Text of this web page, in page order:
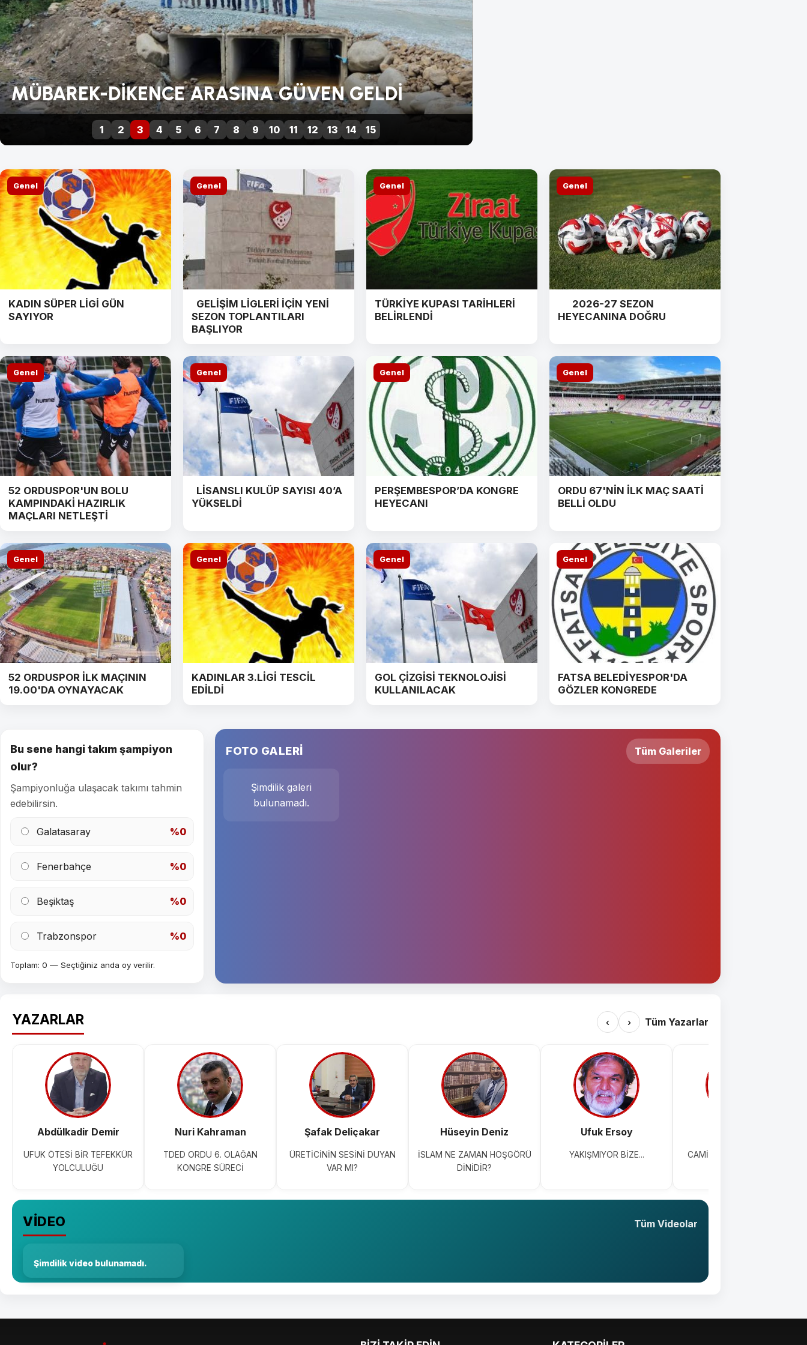
MÜBAREK-DİKENCE ARASINA GÜVEN GELDİ
1 2 3 4 5 6 7 8 9 10 11 12 13 14 15
Genel
KADIN SÜPER LİGİ GÜN
SAYIYOR
Genel
GELİŞİM LİGLERİ İÇİN YENİ
SEZON TOPLANTILARI
BAŞLIYOR
Genel
TÜRKİYE KUPASI TARİHLERİ
BELİRLENDİ
Genel
2026-27 SEZON
HEYECANINA DOĞRU
Genel
52 ORDUSPOR'UN BOLU
KAMPINDAKİ HAZIRLIK
MAÇLARI NETLEŞTİ
Genel
LİSANSLI KULÜP SAYISI 40’A
YÜKSELDİ
Genel
PERŞEMBESPOR’DA KONGRE
HEYECANI
Genel
ORDU 67'NİN İLK MAÇ SAATİ
BELLİ OLDU
Genel
52 ORDUSPOR İLK MAÇININ
19.00'DA OYNAYACAK
Genel
KADINLAR 3.LİGİ TESCİL
EDİLDİ
Genel
GOL ÇİZGİSİ TEKNOLOJİSİ
KULLANILACAK
Genel
FATSA BELEDİYESPOR'DA
GÖZLER KONGREDE
Bu sene hangi takım şampiyon
olur?
Şampiyonluğa ulaşacak takımı tahmin
edebilirsin.
Galatasaray %0
Fenerbahçe %0
Beşiktaş %0
Trabzonspor %0
Toplam: 0 — Seçtiğiniz anda oy verilir.
FOTO GALERİ Tüm Galeriler
Şimdilik galeri
bulunamadı.
YAZARLAR ‹ › Tüm Yazarlar
Abdülkadir Demir
UFUK ÖTESİ BİR TEFEKKÜR
YOLCULUĞU
Nuri Kahraman
TDED ORDU 6. OLAĞAN
KONGRE SÜRECİ
Şafak Deliçakar
ÜRETİCİNİN SESİNİ DUYAN
VAR MI?
Hüseyin Deniz
İSLAM NE ZAMAN HOŞGÖRÜ
DİNİDİR?
Ufuk Ersoy
YAKIŞMIYOR BİZE...
CAMİ AVLULARI OTOPARK
VİDEO Tüm Videolar
Şimdilik video bulunamadı.